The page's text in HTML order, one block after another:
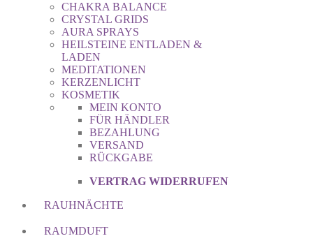
CHAKRA BALANCE
CRYSTAL GRIDS
AURA SPRAYS
HEILSTEINE ENTLADEN &
LADEN
MEDITATIONEN
KERZENLICHT
KOSMETIK
MEIN KONTO
FÜR HÄNDLER
BEZAHLUNG
VERSAND
RÜCKGABE
VERTRAG WIDERRUFEN
RAUHNÄCHTE
RAUMDUFT